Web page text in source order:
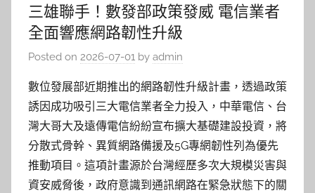
三雄聯手！數發部政策發威 電信業者
全面響應網路韌性升級
Posted on 2026-07-01 by admin
數位發展部近期推出的網路韌性升級計畫，透過政策
誘因成功吸引三大電信業者全力投入，中華電信、台
灣大哥大及遠傳電信紛紛宣布擴大基礎建設投資，將
分散式骨幹、異質網路備援及5G專網韌性列為優先
推動項目。這項計畫源於台灣經歷多次大規模災害與
資安威脅後，政府意識到通訊網路在緊急狀態下的關